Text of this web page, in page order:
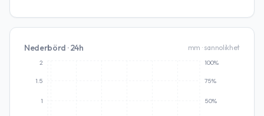
Nederbörd · 24h mm · sannolikhet
1
1.5
2
50%
75%
100%